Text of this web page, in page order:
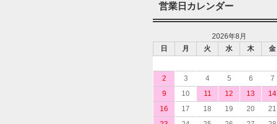
営業日カレンダー
2026年8月
日
月 火 水 木 金
2
3 4 5 6 7
9
10 11 12 13 14
16
17 18 19 20 21